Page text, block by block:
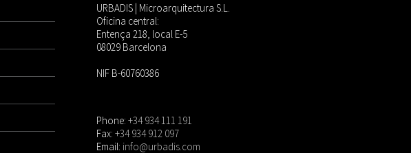
URBADIS | Microarquitectura S.L.
Oficina central:
Entença 218, local E-5
08029 Barcelona
NIF B-60760386
Phone: +34 934 111 191
Fax: +34 934 912 097
Email: info@urbadis.com